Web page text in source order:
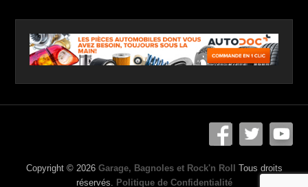
Copyright © 2026 Garage, Bagnoles et Rock'n Roll
Tous droits
réservés.
Politique de Confidentialité